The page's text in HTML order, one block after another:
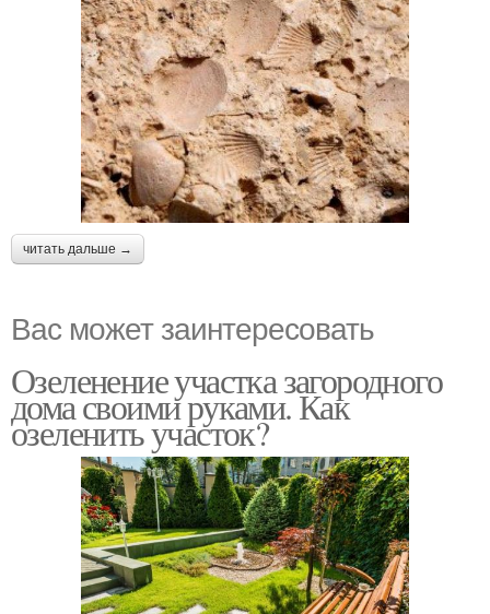
читать дальше →
Вас может заинтересовать
Озеленение участка загородного
дома своими руками. Как
озеленить участок?